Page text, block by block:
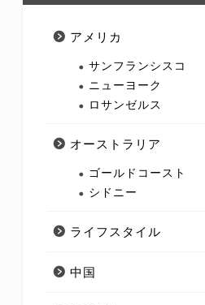
アメリカ
サンフランシスコ
ニューヨーク
ロサンゼルス
オーストラリア
ゴールドコースト
シドニー
ライフスタイル
中国